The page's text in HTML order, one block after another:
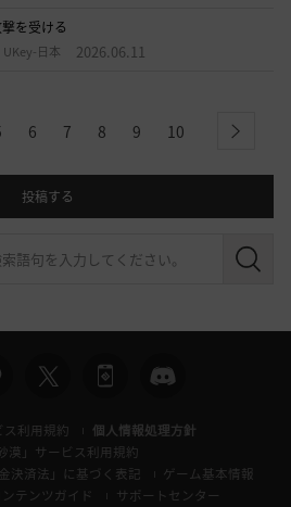
を受ける
UKey-日本 2026.06.11
6 7 8 9 10 next
投稿する
検
ス利用規約
個人情報処理方針
漠」サービス利用規約
決済法」に基づく表記
ゲーム基本情報
テンツガイド
サポートセンター